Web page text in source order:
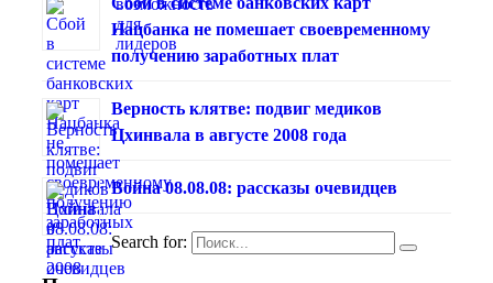
Нацбанка не помешает своевременному
получению заработных плат
Верность клятве: подвиг медиков
Цхинвала в августе 2008 года
Война 08.08.08: рассказы очевидцев
Search for: